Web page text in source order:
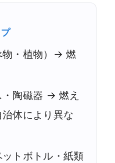
物・植物）→ 燃
陶磁器 → 燃え
体により異な
トボトル・紙類